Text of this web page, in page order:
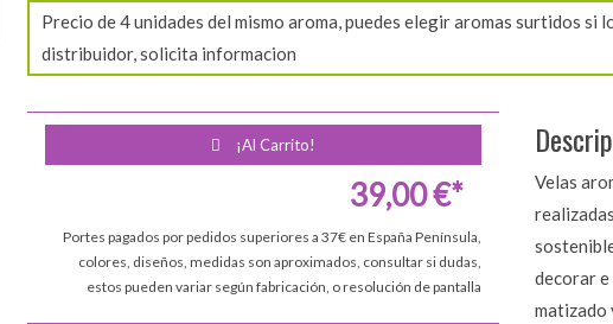
Precio de 4 unidades del mismo aroma, puedes elegir aromas surtidos si
distribuidor, solicita informacion
¡Al Carrito!
39,00 €*
Portes pagados por pedidos superiores a 37€ en España Península,
colores, diseños, medidas son aproximados, consultar si dudas,
estos pueden variar según fabricación, o resolución de pantalla
Velas
decorar e
matizado